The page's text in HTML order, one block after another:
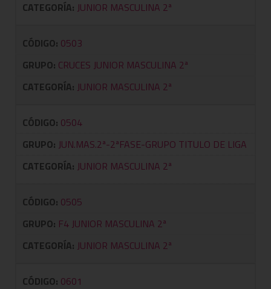
CATEGORÍA: JUNIOR MASCULINA 2ª
CÓDIGO: 0503
GRUPO: CRUCES JUNIOR MASCULINA 2ª
CATEGORÍA: JUNIOR MASCULINA 2ª
CÓDIGO: 0504
GRUPO: JUN.MAS.2ª-2ªFASE-GRUPO TITULO DE LIGA
CATEGORÍA: JUNIOR MASCULINA 2ª
CÓDIGO: 0505
GRUPO: F4 JUNIOR MASCULINA 2ª
CATEGORÍA: JUNIOR MASCULINA 2ª
CÓDIGO: 0601